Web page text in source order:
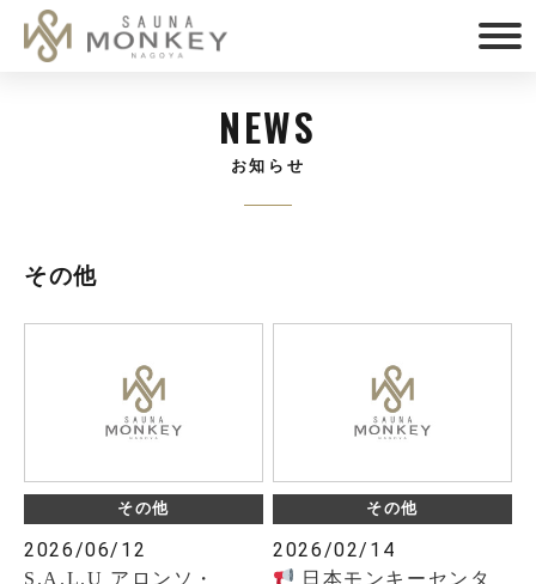
NEWS
お知らせ
その他
その他
2026/06/12
S.A.L.U アロンソ・
その他
2026/02/14
日本モンキーセンタ